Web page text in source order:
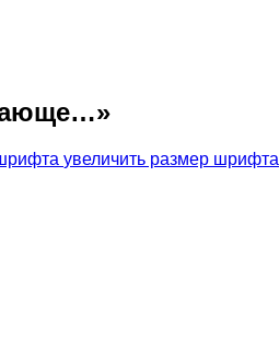
увеличить размер шрифта